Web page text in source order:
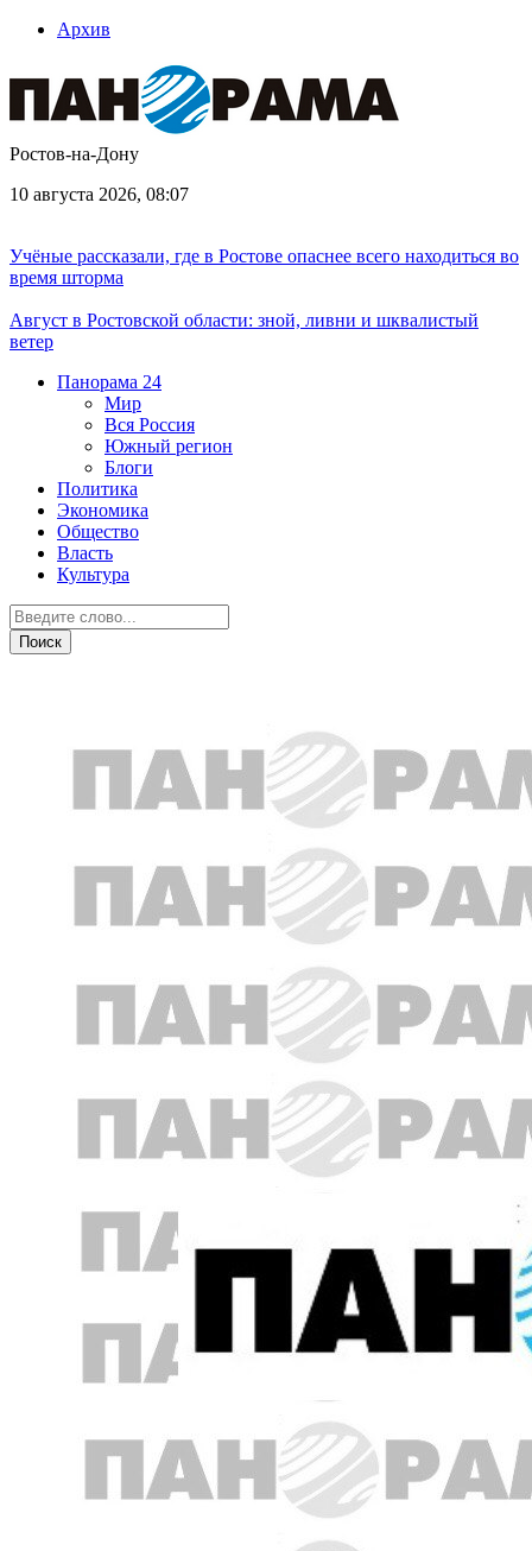
Архив
Ростов-на-Дону
10 августа 2026, 08:07
Учёные рассказали, где в Ростове опаснее всего находиться во
время шторма
Август в Ростовской области: зной, ливни и шквалистый
ветер
Панорама 24
Мир
Вся Россия
Южный регион
Блоги
Политика
Экономика
Общество
Власть
Культура